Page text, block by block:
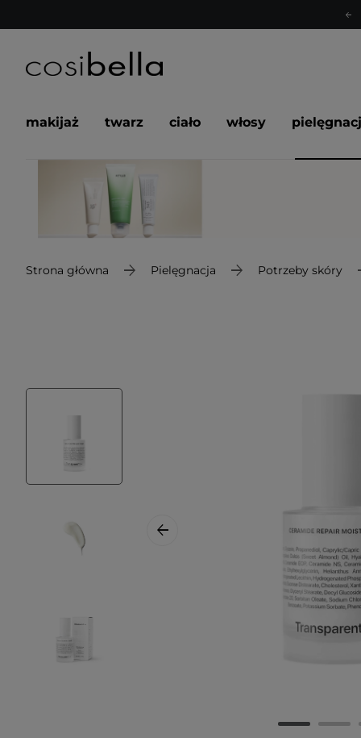
makijaż twarz ciało włosy
Strona główna Pielęgnacja Potrzeby skóry